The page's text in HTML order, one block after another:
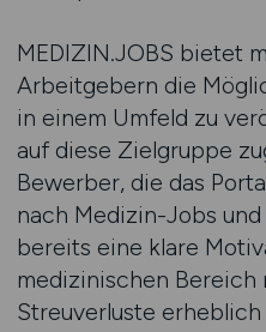
MEDIZIN.JOBS bietet
Arbeitgebern die
in einem Umfeld zu
auf diese Zielgruppe
Bewerber, die das
nach Medizin-Jobs
bereits eine klare
medizinischen Bereich
Streuverluste